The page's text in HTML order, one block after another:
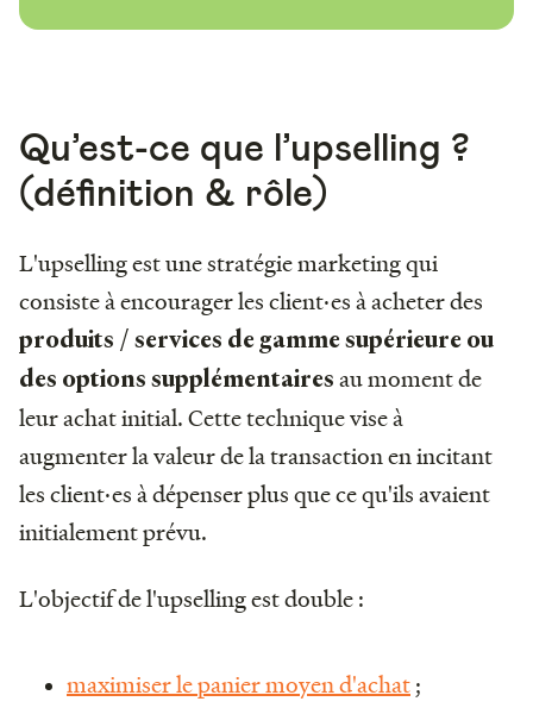
Qu’est-ce que l’upselling ?
(définition & rôle)
L'upselling est une stratégie marketing qui
consiste à encourager les client·es à acheter des
produits / services de gamme supérieure ou
des options supplémentaires au moment de
leur achat initial. Cette technique vise à
augmenter la valeur de la transaction en incitant
les client·es à dépenser plus que ce qu'ils avaient
initialement prévu.
L'objectif de l'upselling est double :
maximiser le panier moyen d'achat;